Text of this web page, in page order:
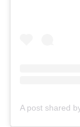
A post shared